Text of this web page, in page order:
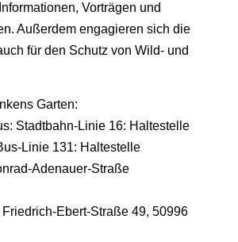
Vorträgen und
Außerdem engagieren sich die
für den Schutz von Wild- und
Garten:
Stadtbahn-Linie 16: Haltestelle
Linie 131: Haltestelle
Adenauer-Straße
Ebert-Straße 49, 50996